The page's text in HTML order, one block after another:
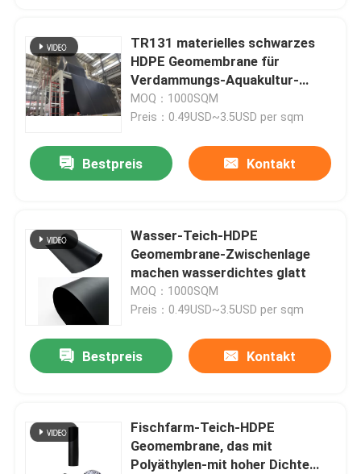
TR131 materielles schwarzes
HDPE Geomembrane für
Verdammungs-Aquakultur-
Garnelen-Fisch-Teich
MOQ：1000SQM
Preis：0.49USD~3.5USD per sqm
Bestpreis Kontakt
Wasser-Teich-HDPE
Geomembrane-Zwischenlage
machen wasserdichtes glatt
MOQ：1000SQM
Preis：0.49USD~3.5USD per sqm
Bestpreis Kontakt
Fischfarm-Teich-HDPE
Geomembrane, das mit
Polyäthylen-mit hoher Dichte